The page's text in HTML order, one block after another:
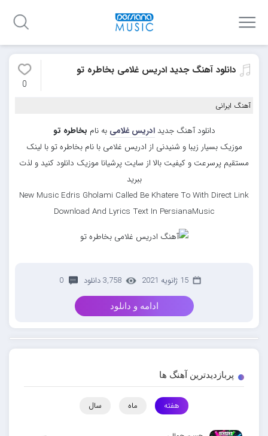
دانلود آهنگ جدید ادریس غلامی بخاطره تو
0
آهنگ ایرانی
دانلود آهنگ جدیدادریس غلامی به نام بخاطره تو
موزیک بسیار زیبا و شنیدنی از ادریس غلامی با نام بخاطره تو با لینک
مستقیم پرسرعت و کیفیت بالا از سایت پرشیانا موزیک دانلود کنید و لذت
ببرید
New Music Edris Gholami Called Be Khatere To With Direct Link
Download And Lyrics Text In PersianaMusic
15 ژانویه 2021 3,758 دانلود 0
ادامه و دانلود
پربازدیدترین آهنگ ها
هفته ماه سال